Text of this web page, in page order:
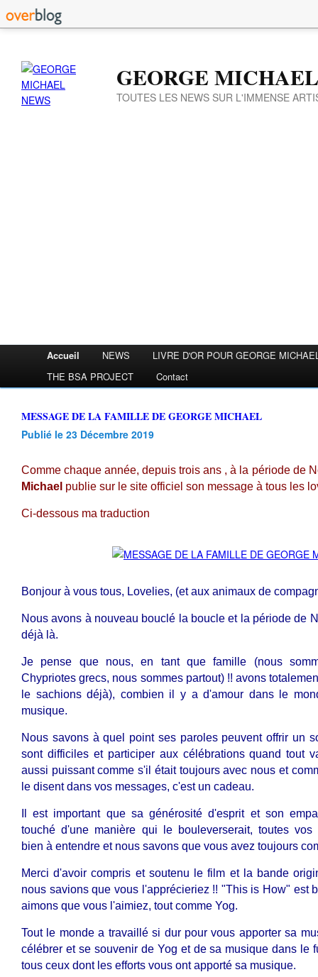
GEORGE
TOUTES LES NEWS SUR L'IMMENSE
Accueil NEWS
LIVRE D'OR POUR GEORGE
THE BSA PROJECT
Contact
MESSAGE DE LA FAMILLE DE GEORGE MICHAEL
Publié le 23 Décembre 2019
Comme chaque année, depuis trois ans , à la période de
Michael publie sur le site officiel son message à tous les
Ci-dessous ma traduction
Bonjour à vous tous, Lovelies, (et aux animaux de
Nous avons à nouveau bouclé la boucle et la période de
déjà là.
Je pense que nous, en tant que famille (nous
Chypriotes grecs, nous sommes partout) !! avons
le sachions déjà), combien il y a d'amour dans le
musique.
Nous savons à quel point ses paroles peuvent offrir un
sont difficiles et participer aux célébrations quand tout
aussi puissant comme s'il était toujours avec nous et
le disent dans vos messages, c'est un cadeau.
Il est important que sa générosité d'esprit et son
touché d'une manière qui le bouleverserait, toutes
bien à entendre et nous savons que vous avez toujours
Merci d'avoir compris et soutenu le film et la bande
nous savions que vous l'apprécieriez !! "This is How" est
aimons que vous l'aimiez, tout comme Yog.
Tout le monde a travaillé si dur pour vous apporter sa
célébrer et se souvenir de Yog et de sa musique dans le
tous ceux dont les efforts vous ont apporté sa musique.